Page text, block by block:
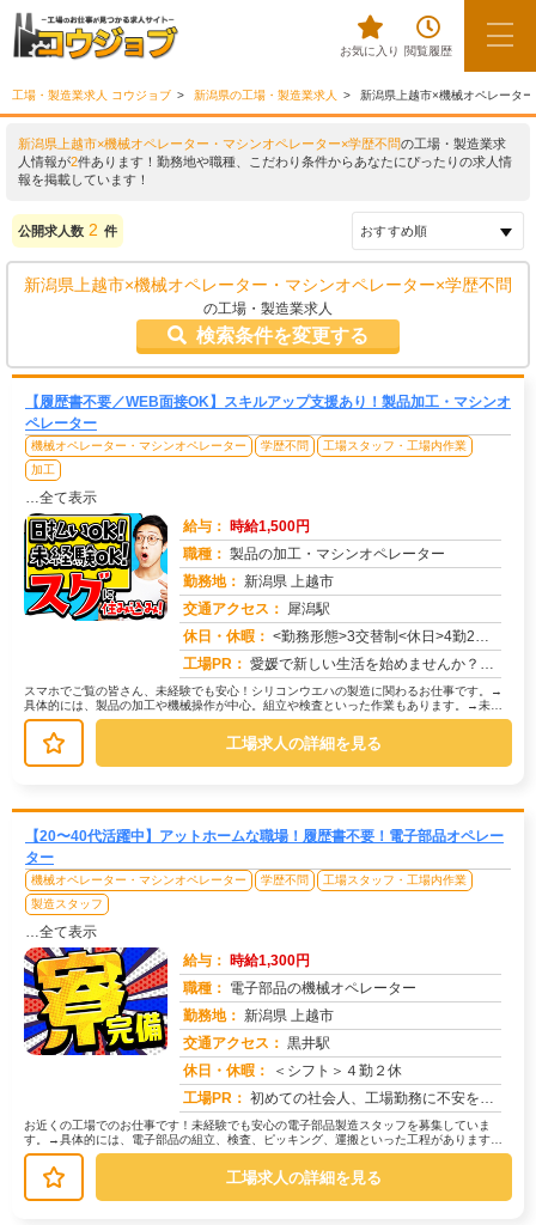
お気に入り 閲覧履歴
工場・製造業求人 コウジョブ 新潟県の工場・製造業求人 新潟県上越市×機械オペレータ
新潟県上越市×機械オペレーター・マシンオペレーター×学歴不問の工場・製造業求
人情報が2件あります！勤務地や職種、こだわり条件からあなたにぴったりの求人情
報を掲載しています！
公開求人数 2 件
新潟県上越市×機械オペレーター・マシンオペレーター×学歴不問
の工場・製造業求人
検索条件を変更する
【履歴書不要／WEB面接OK】スキルアップ支援あり！製品加工・マシンオ
ペレーター
機械オペレーター・マシンオペレーター 学歴不問
工場スタッフ・工場内作業
加工
…全て表示
給与： 時給1,500円
職種： 製品の加工・マシンオペレーター
勤務地： 新潟県 上越市
交通アクセス： 犀潟駅
休日・休暇： <勤務形態>3交替制<休日>4勤2休★ＧＷ★夏季休暇★冬季休暇★年末年始
工場PR： 愛媛で新しい生活を始めませんか？→すぐに住める寮完備！初期費用は一切かかりません！敷金礼金、鍵交換代、仲介手数料、...
スマホでご覧の皆さん、未経験でも安心！シリコンウエハの製造に関わるお仕事です。→
具体的には、製品の加工や機械操作が中心。組立や検査といった作業もあります。→未経
験者多数活躍中！研修があるので、初...
工場求人の詳細を見る
【20〜40代活躍中】アットホームな職場！履歴書不要！電子部品オペレー
ター
機械オペレーター・マシンオペレーター 学歴不問
工場スタッフ・工場内作業
製造スタッフ
…全て表示
給与： 時給1,300円
職種： 電子部品の機械オペレーター
勤務地： 新潟県 上越市
交通アクセス： 黒井駅
休日・休暇：
＜シフト＞４勤２休
工場PR： 初めての社会人、工場勤務に不安を感じていませんか？株式会社京栄センターでは、未経験の方でも安心してスタートできる環...
お近くの工場でのお仕事です！未経験でも安心の電子部品製造スタッフを募集していま
す。→具体的には、電子部品の組立、検査、ピッキング、運搬といった工程があります。
難しい作業はありませんのでご安心くだ...
工場求人の詳細を見る